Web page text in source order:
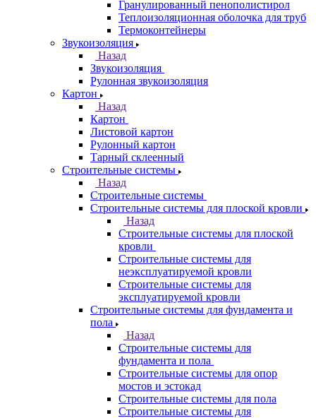
Гранулированный пенополистирол
Теплоизоляционная оболочка для труб
Термоконтейнеры
Звукоизоляция
Назад
Звукоизоляция
Рулонная звукоизоляция
Картон
Назад
Картон
Листовой картон
Рулонный картон
Тарный склеенный
Строительные системы
Назад
Строительные системы
Строительные системы для плоской кровли
Назад
Строительные системы для плоской
кровли
Строительные системы для
неэксплуатируемой кровли
Строительные системы для
эксплуатируемой кровли
Строительные системы для фундамента и
пола
Назад
Строительные системы для
фундамента и пола
Строительные системы для опор
мостов и эстокад
Строительные системы для пола
Строительные системы для